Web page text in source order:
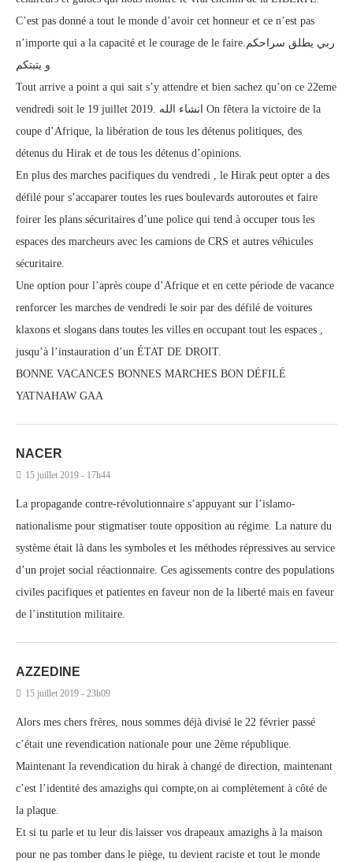
C’est pas donné a tout le monde d’avoir cet honneur et ce n’est pas
n’importe qui a la capacité et le courage de le faire.ربي يطلق سراحكم
و يتبتكم
Tout arrive a point a qui sait s’y attendre et bien sachez qu’on ce 22eme
vendredi soit le 19 juillet 2019. انشاء الله On fêtera la victoire de la
coupe d’Afrique, la libération de tous les détenus politiques, des
détenus du Hirak et de tous les détenus d’opinions.
En plus des marches pacifiques du vendredi , le Hirak peut opter a des
défilé pour s’accaparer toutes les rues boulevards autoroutes et faire
foirer les plans sécuritaires d’une police qui tend à occuper tous les
espaces des marcheurs avec les camions de CRS et autres véhicules
sécuritaire.
Une option pour l’après coupe d’Afrique et en cette période de vacance
renforcer les marches de vendredi le soir par des défilé de voitures
klaxons et slogans dans toutes les villes en occupant tout les espaces ,
jusqu’à l’instauration d’un ÉTAT DE DROIT.
BONNE VACANCES BONNES MARCHES BON DÉFILÉ
YATNAHAW GAA
NACER
15 juillet 2019 - 17h44
La propagande contre-révolutionnaire s’appuyant sur l’islamo-
nationalisme pour stigmatiser toute opposition au régime. La nature du
système était là dans les symboles et les méthodes répressives au service
d’un projet social réactionnaire. Ces agissements contre des populations
civiles pacifiques et patientes en faveur non de la liberté mais en faveur
de l’institution militaire.
AZZEDINE
15 juillet 2019 - 23h09
Alors mes chers frères, nous sommes déjà divisé le 22 février passé
c’était une revendication nationale pour une 2ème république.
Maintenant la revendication du hirak à changé de direction, maintenant
c’est l’identité des amazighs qui compte,on ai complètement à côté de
la plaque.
Et si tu parle et tu leur dis laisser vos drapeaux amazighs à la maison
pour ne pas tomber dans le piège, tu devient raciste et tout le monde